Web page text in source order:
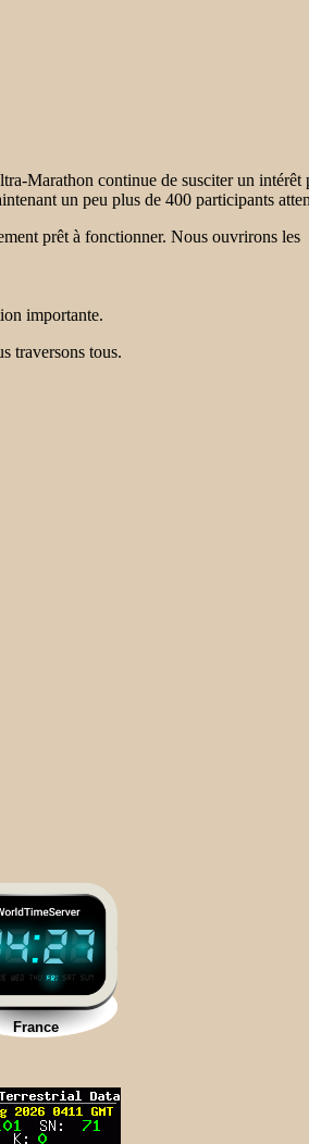
Marathon continue de susciter un
un peu plus de 400 participants
prêt à fonctionner. Nous ouvrirons les
importante.
traversons tous.